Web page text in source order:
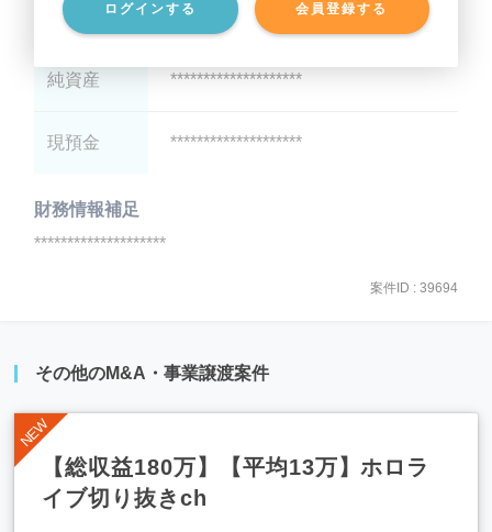
ログインする 会員登録する
有利子負債 ********************
純資産 ********************
現預金 ********************
財務情報補足
********************
案件ID : 39694
その他のM&A・事業譲渡案件
【総収益180万】【平均13万】ホロラ
イブ切り抜きch